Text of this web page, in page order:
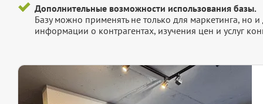
Дополнительные возможности использования базы.
Базу можно применять не только для маркетинга, но
информации о контрагентах, изучения цен и услуг